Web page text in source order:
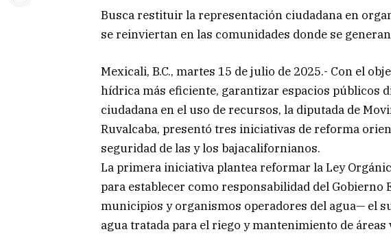
Busca restituir la representación ciudadana en
se reinviertan en las comunidades donde se generan
Mexicali, B.C., martes 15 de julio de 2025.- Con el
hídrica más eficiente, garantizar espacios públicos
ciudadana en el uso de recursos, la diputada de
Ruvalcaba, presentó tres iniciativas de reforma
seguridad de las y los bajacalifornianos.
La primera iniciativa plantea reformar la Ley
para establecer como responsabilidad del
municipios y organismos operadores del agua— el
agua tratada para el riego y mantenimiento de